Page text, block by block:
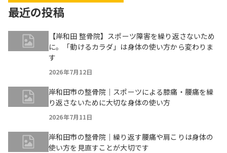
最近の投稿
【岸和田 整骨院】スポーツ障害を繰り返さないため
に。「動けるカラダ」は身体の使い方から変わりま
す
2026年7月12日
岸和田市の整骨院｜スポーツによる膝痛・腰痛を繰
り返さないために大切な身体の使い方
2026年7月11日
岸和田市の整骨院｜繰り返す腰痛や肩こりは身体の
使い方を見直すことが大切です